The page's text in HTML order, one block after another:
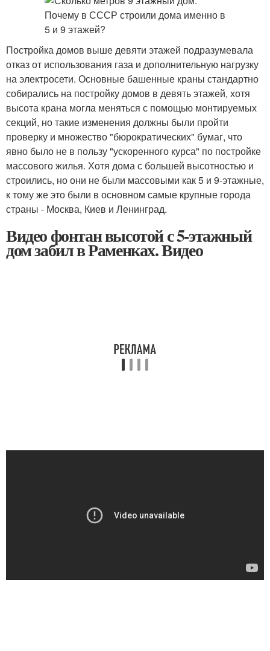
Постройка домов выше девяти этажей подразумевала
отказ от использования газа и дополнительную нагрузку
на электросети. Основные башенные краны стандартно
собирались на постройку домов в девять этажей, хотя
высота крана могла меняться с помощью монтируемых
секций, но такие изменения должны были пройти
проверку и множество "бюрократических" бумаг, что
явно было не в пользу "ускоренного курса" по постройке
массового жилья. Хотя дома с большей высотностью и
строились, но они не были массовыми как 5 и 9-этажные,
к тому же это были в основном самые крупные города
страны - Москва, Киев и Ленинград.
Видео фонтан высотой с 5-этажный
дом забил в Раменках. Видео